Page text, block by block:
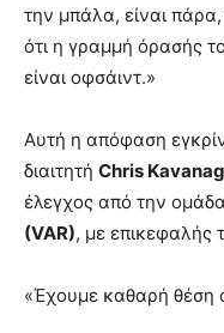
την μπάλα, είναι
ότι η γραμμή όρασής
είναι οφσάιντ.»
Αυτή η απόφαση
διαιτητή Chris
έλεγχος από την
(VAR), με επικεφαλής
«Έχουμε καθαρή θέση